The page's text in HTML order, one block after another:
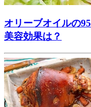
オリーブオイルの
美容効果は？